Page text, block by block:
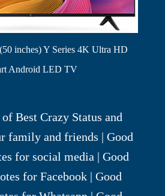
inches) Y Series 4K Ultra HD
Android LED TV